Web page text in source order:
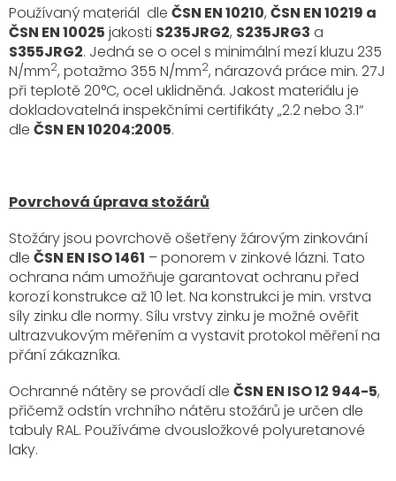
Používaný materiál dle ČSN EN 10210, ČSN EN 10219 a
ČSN EN 10025 jakosti S235JRG2, S235JRG3 a
S355JRG2. Jedná se o ocel s minimální mezí kluzu 235
N/mm2, potažmo 355 N/mm2, nárazová práce min. 27J
při teplotě 20°C, ocel uklidněná. Jakost materiálu je
dokladovatelná inspekčními certifikáty „2.2 nebo 3.1“
dle ČSN EN 10204:2005.
Povrchová úprava stožárů
Stožáry jsou povrchově ošetřeny žárovým zinkování
dle ČSN EN ISO 1461 – ponorem v zinkové lázni. Tato
ochrana nám umožňuje garantovat ochranu před
korozí konstrukce až 10 let. Na konstrukci je min. vrstva
síly zinku dle normy. Sílu vrstvy zinku je možné ověřit
ultrazvukovým měřením a vystavit protokol měření na
přání zákazníka.
Ochranné nátěry se provádí dle ČSN EN ISO 12 944-5,
přičemž odstín vrchního nátěru stožárů je určen dle
tabuly RAL. Používáme dvousložkové polyuretanové
laky.